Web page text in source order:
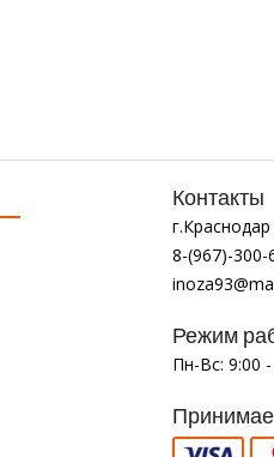
Контакты
8-(967)-300-
Режим
Пн-Вс: 9:00